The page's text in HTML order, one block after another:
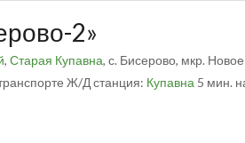
2»
, Старая Купавна, с. Бисерово, мкр.
Ж/Д станция: Купавна 5 мин.